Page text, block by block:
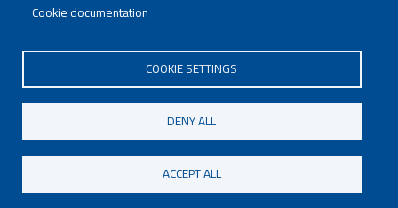
Cookie documentation
COOKIE SETTINGS
DENY ALL
ACCEPT ALL
Governo Italiano
Tutti i diritti riservati © 2020
MENU